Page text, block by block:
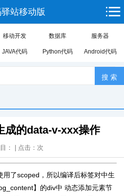
站移动版
移动开发 数据库 服务器
JAVA代码 Python代码 Android代码
成的data-v-xxx操作
： | 点击： 次
用了scoped，所以编译后标签对中生
】的div中 动态添加元素节